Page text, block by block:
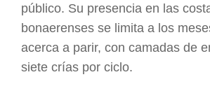
público. Su presencia en las
bonaerenses se limita a los
acerca a parir, con camadas de
siete crías por ciclo.